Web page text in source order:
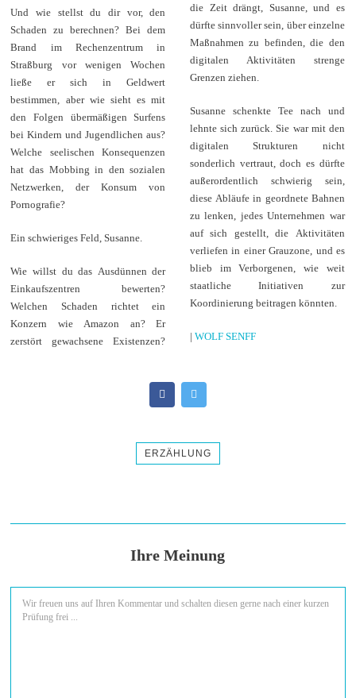
Und wie stellst du dir vor, den
Schaden zu berechnen? Bei dem
Brand im Rechenzentrum in
Straßburg vor wenigen Wochen
ließe er sich in Geldwert
bestimmen, aber wie sieht es mit
den Folgen übermäßigen Surfens
bei Kindern und Jugendlichen aus?
Welche seelischen Konsequenzen
hat das Mobbing in den sozialen
Netzwerken, der Konsum von
Pornografie?
Ein schwieriges Feld, Susanne.
Wie willst du das Ausdünnen der
Einkaufszentren bewerten?
Welchen Schaden richtet ein
Konzern wie Amazon an? Er
zerstört gewachsene Existenzen?
die Zeit drängt, Susanne, und es
dürfte sinnvoller sein, über einzelne
Maßnahmen zu befinden, die den
digitalen Aktivitäten strenge
Grenzen ziehen.
Susanne schenkte Tee nach und
lehnte sich zurück. Sie war mit den
digitalen Strukturen nicht
sonderlich vertraut, doch es dürfte
außerordentlich schwierig sein,
diese Abläufe in geordnete Bahnen
zu lenken, jedes Unternehmen war
auf sich gestellt, die Aktivitäten
verliefen in einer Grauzone, und es
blieb im Verborgenen, wie weit
staatliche Initiativen zur
Koordinierung beitragen könnten.
| WOLF SENFF
ERZÄHLUNG
Ihre Meinung